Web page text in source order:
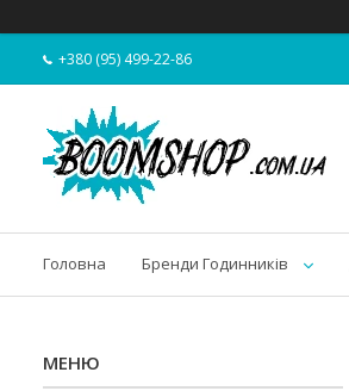
+380 (95) 499-22-86
Головна Бренди Годинників